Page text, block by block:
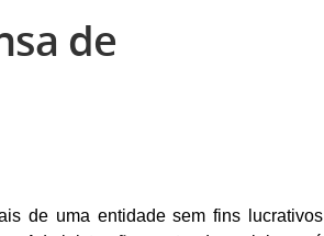
de
de uma entidade sem fins lucrativos